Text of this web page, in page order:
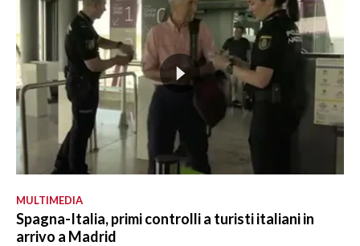
MULTIMEDIA
Spagna-Italia, primi controlli a turisti italiani in
arrivo a Madrid